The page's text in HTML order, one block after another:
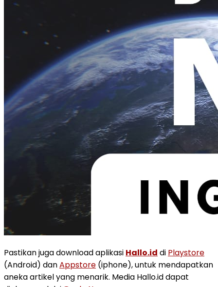
Pastikan juga download aplikasi Hallo.id di Playstore
(Android) danAppstore (iphone), untuk mendapatkan
aneka artikel yang menarik. Media Hallo.id dapat